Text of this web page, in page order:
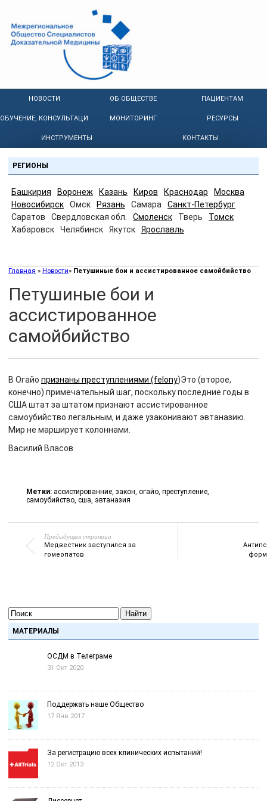
НОВОСТИ ОБ ОБЩЕСТВЕ ПАЦИЕНТАМ
ОБУЧЕНИЕ, КОНСУЛЬТАЦИИ МОНИТОРИНГ РЕСУРСЫ
ИНСТРУМЕНТЫ КОНТАКТЫ
РЕГИОНЫ
Башкирия Воронеж Казань Киров Краснодар
Москва
Новосибирск
Омск Рязань Самара
Санкт-Петербург
Саратов
Свердловская обл. Смоленск Тверь
Томск
Хабаровск
Челябинск Якутск Ярославль
Главная » Новости» Петушиные бои и ассистированное самойбийство
Петушиные бои и
ассистированное
самойбийство
В Огайо признаны преступлениями (felony)Это (второе,
конечно) примечательный шаг, поскольку последние годы в
США штат за штатом признают ассистированное
самоубийство легальным, и даже узаконивают эвтаназию.
Мир не марширует колоннами.
Василий Власов
Метки: ассистированние, закон, огайо, преступление,
самоубийство, сша, эвтаназия
Предыдущая страница
Медвестник заступился за
гомеопатов
Найти
МАТЕРИАЛЫ
ОСДМ в Телеграме
31 Окт 2020
Поддержать наше Общество
17 Янв 2017
За регистрацию всех клинических испытаний!
12 Окт 2013